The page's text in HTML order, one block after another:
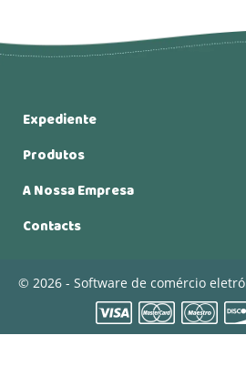
Expediente
Produtos
A Nossa Empresa
Contacts
© 2026 - Software de comércio